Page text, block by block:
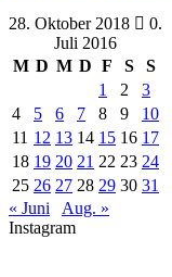
28. Oktober 2018
0.
Juli 2016
M D M D F S
S
1
2
3
4
5 6 7 8 9
10
11 12 13 14 15 16 17
18 19 20 21 22 23 24
25 26 27 28 29 30 31
« Juni
Aug. »
Instagram